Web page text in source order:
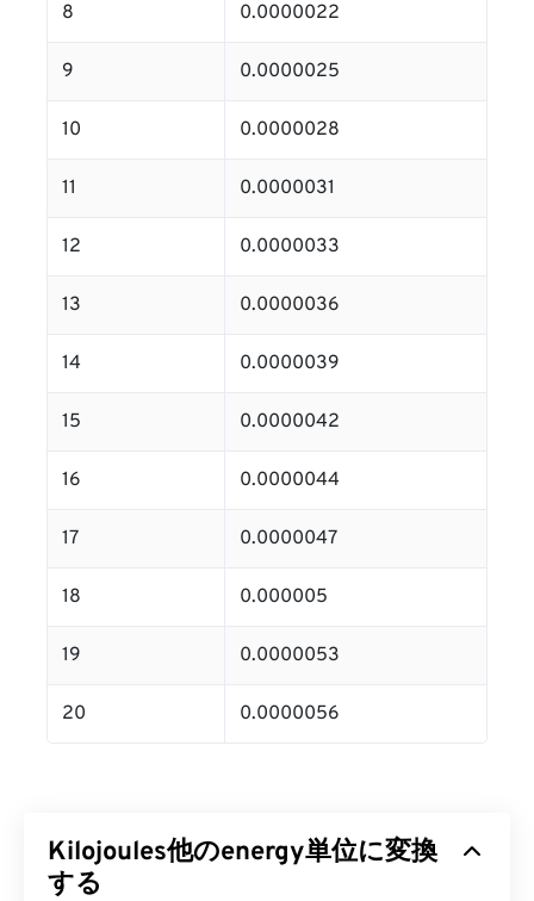
8 0.0000022
9 0.0000025
10 0.0000028
11 0.0000031
12 0.0000033
13 0.0000036
14 0.0000039
15 0.0000042
16 0.0000044
17 0.0000047
18 0.000005
19 0.0000053
20 0.0000056
Kilojoules他のenergy単位に変換
する